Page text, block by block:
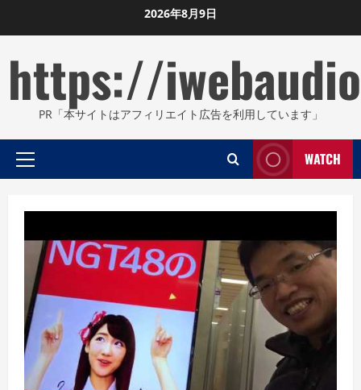
to
2026年8月9日
https://
PR「本サイトはアフィリエイト広告を利用しています」
Primary
WATCH